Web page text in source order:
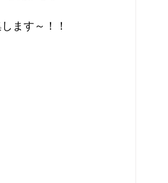
ます～！！